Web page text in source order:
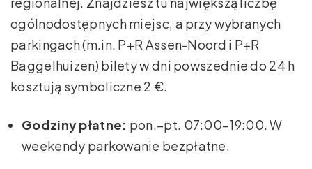
ogólnodostępnych miejsc, a przy wybranych
parkingach (m.in. P+R Assen-Noord i P+R
Baggelhuizen) bilety w dni powszednie do 24 h
kosztują symboliczne 2 €.
Godziny płatne: pon.–pt. 07:00–19:00. W
weekendy parkowanie bezpłatne.